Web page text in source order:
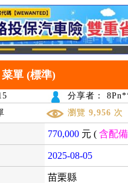
單 (標準)
分享者：
瀏覽 9,956 次
770,000 元 (含配備
2025-08-05
苗栗縣